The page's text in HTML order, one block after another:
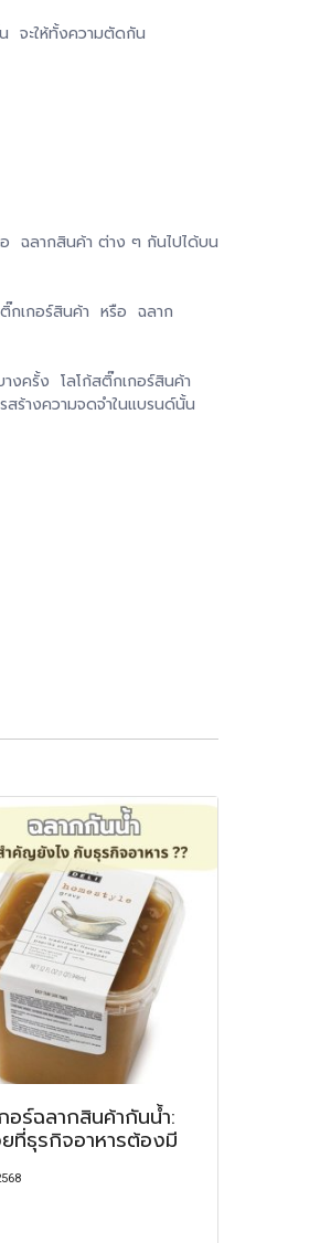
จะให้ทั้งความตัดกัน
ฉลากสินค้า ต่าง ๆ กันไปได้บน
กเกอร์สินค้า หรือ ฉลาก
งครั้ง โลโก้สติ๊กเกอร์สินค้า
ร้างความจดจำในแบรนด์นั้น
อร์ฉลากสินค้ากันน้ำ:
ที่ธุรกิจอาหารต้องมี